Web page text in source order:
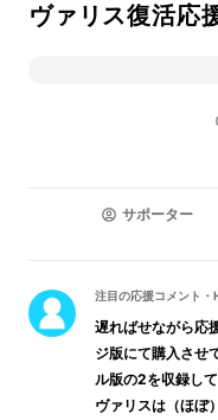
ヴァリス復活応
サポーター
注目の応援コメント ・
遅ればせながら応
ジ版にて購入させ
ル版の2を収録し
ヴァリスは（ほぼ